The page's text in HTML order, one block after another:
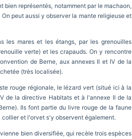
bien représentés, notamment par le machaon,
peut aussi y observer la mante religieuse et
les mares et les étangs, par les grenouilles
verte) et les crapauds. On y rencontre
de Berne, aux annexes II et IV de la
(très localisée).
rouge régionale, le lézard vert (situé ici à la
de la directive Habitats et à l'annexe II de la
Ils font partie du livre rouge de la faune
et l'orvet s'y observent également.
bien diversifiée, qui recèle trois espèces